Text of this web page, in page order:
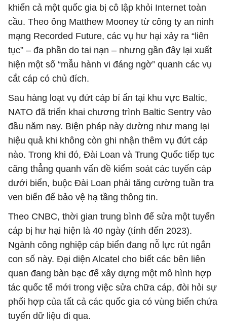
khiến cả một quốc gia bị cô lập khỏi Internet toàn
cầu. Theo ông Matthew Mooney từ công ty an ninh
mạng Recorded Future, các vụ hư hại xảy ra “liên
tục” – đa phần do tai nạn – nhưng gần đây lại xuất
hiện một số “mẫu hành vi đáng ngờ” quanh các vụ
cắt cáp có chủ đích.
Sau hàng loạt vụ đứt cáp bí ẩn tại khu vực Baltic,
NATO đã triển khai chương trình Baltic Sentry vào
đầu năm nay. Biện pháp này dường như mang lại
hiệu quả khi không còn ghi nhận thêm vụ đứt cáp
nào. Trong khi đó, Đài Loan và Trung Quốc tiếp tục
căng thẳng quanh vấn đề kiểm soát các tuyến cáp
dưới biển, buộc Đài Loan phải tăng cường tuần tra
ven biển để bảo vệ hạ tầng thông tin.
Theo CNBC, thời gian trung bình để sửa một tuyến
cáp bị hư hại hiện là 40 ngày (tính đến 2023).
Ngành công nghiệp cáp biển đang nỗ lực rút ngắn
con số này. Đại diện Alcatel cho biết các bên liên
quan đang bàn bạc để xây dựng một mô hình hợp
tác quốc tế mới trong việc sửa chữa cáp, đòi hỏi sự
phối hợp của tất cả các quốc gia có vùng biển chứa
tuyến dữ liệu đi qua.